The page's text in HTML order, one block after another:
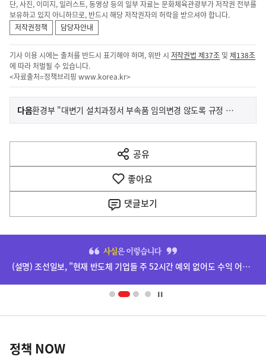
단, 사진, 이미지, 일러스트, 동영상 등의 일부 자료는 문화체육관광부가 저작권 전부를
보유하고 있지 아니하므로, 반드시 해당 저작권자의 허락을 받으셔야 합니다.
저작권정책
담당자안내
기사 이용 시에는 출처를 반드시 표기해야 하며, 위반 시 저작권법 제37조 및제138조
에 따라 처벌될 수 있습니다.
<자료출처=정책브리핑 www.korea.kr>
이
전
다
음
다음기
환경부 "대변기 설치과정서 부속품 임의변경 않도록 규정 개정"
공유
열
기
좋아요
댓글보기
영
(설명) 조선일보, "현재 반도체 기업들 주 52시간 예외 없어도 수익 어마어마하더라" 기사 등 관련
책
정책 NOW